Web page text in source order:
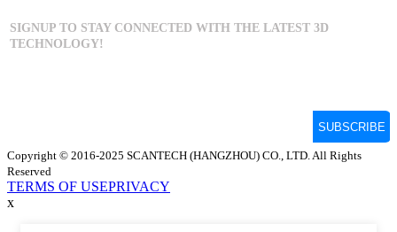
Copyright © 2016-2025 SCANTECH (HANGZHOU) CO., LTD. All Rights
Reserved
TERMS OF USEPRIVACY
x